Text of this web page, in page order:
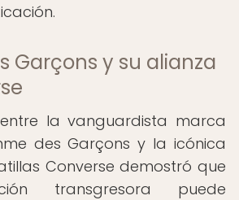
Garçons y su alianza
la vanguardista marca
des Garçons y la icónica
Converse demostró que
transgresora puede